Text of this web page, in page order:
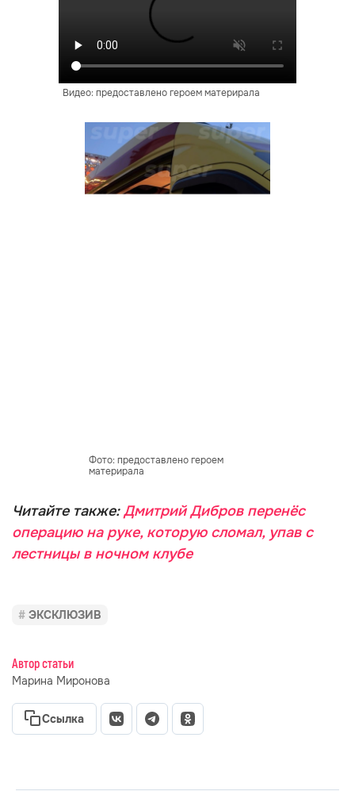
Видео: предоставлено героем материрала
Фото: предоставлено героем
материрала
Читайте также:Дмитрий Дибров перенёс
операцию на руке, которую сломал, упав с
лестницы в ночном клубе
ЭКСКЛЮЗИВ
Автор статьи
Марина Миронова
Ссылка